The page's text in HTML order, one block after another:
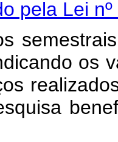
pela Lei
os